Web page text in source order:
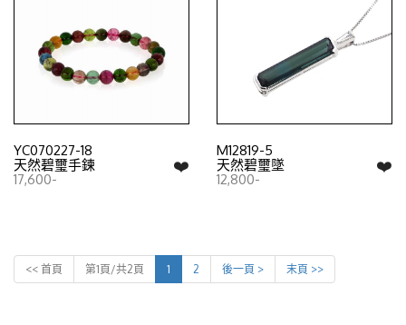
YC070227-18
❤️
天然碧璽手鍊
17,600-
M12819-5
❤️
天然碧璽墜
12,800-
<< 首頁 第1頁/共2頁 1 2 後一頁 > 末頁 >>